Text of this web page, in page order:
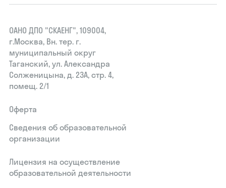
ОАНО ДПО "СКАЕНГ", 109004,
г.Москва, Вн. тер. г.
муниципальный округ
Таганский, ул. Александра
Солженицына, д. 23А, стр. 4,
помещ. 2/1
Оферта
Сведения об образовательной
организации
Лицензия на осуществление
образовательной деятельности